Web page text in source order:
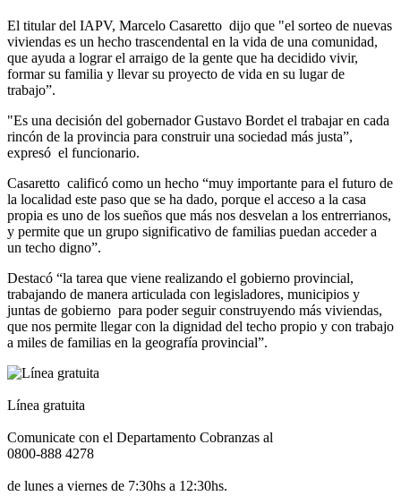
El titular del IAPV, Marcelo Casaretto dijo que "el sorteo de nuevas
viviendas es un hecho trascendental en la vida de una comunidad,
que ayuda a lograr el arraigo de la gente que ha decidido vivir,
formar su familia y llevar su proyecto de vida en su lugar de
trabajo”.
"Es una decisión del gobernador Gustavo Bordet el trabajar en cada
rincón de la provincia para construir una sociedad más justa”,
expresó el funcionario.
Casaretto calificó como un hecho “muy importante para el futuro de
la localidad este paso que se ha dado, porque el acceso a la casa
propia es uno de los sueños que más nos desvelan a los entrerrianos,
y permite que un grupo significativo de familias puedan acceder a
un techo digno”.
Destacó “la tarea que viene realizando el gobierno provincial,
trabajando de manera articulada con legisladores, municipios y
juntas de gobierno para poder seguir construyendo más viviendas,
que nos permite llegar con la dignidad del techo propio y con trabajo
a miles de familias en la geografía provincial”.
Línea gratuita
Comunicate con el Departamento Cobranzas al
0800-888 4278
de lunes a viernes de 7:30hs a 12:30hs.